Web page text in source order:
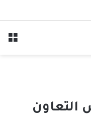
ميسي عن عمر 68 عاماً
التعاون